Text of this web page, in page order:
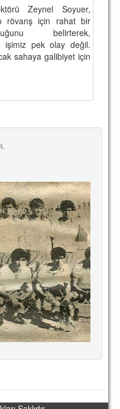
Zeynel Soyuer,
rövanş için rahat bir
belirterek,
işimiz pek olay değil.
sahaya galibiyet için